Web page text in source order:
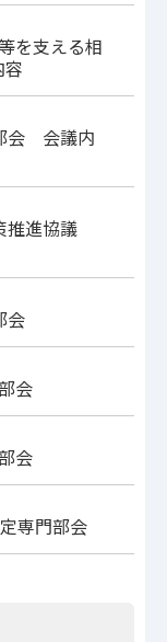
を支える相
会 会議内
進協議
会
会
会
専門部会